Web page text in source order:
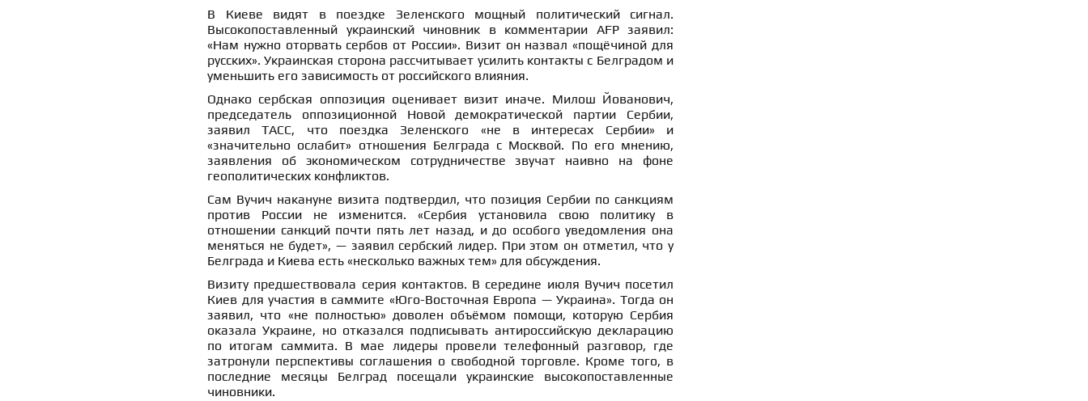
В Киеве видят в поездке Зеленского мощный политический сигнал.
Высокопоставленный украинский чиновник в комментарии AFP заявил:
«Нам нужно оторвать сербов от России». Визит он назвал «пощёчиной для
русских». Украинская сторона рассчитывает усилить контакты с Белградом и
уменьшить его зависимость от российского влияния.
Однако сербская оппозиция оценивает визит иначе. Милош Йованович,
председатель оппозиционной Новой демократической партии Сербии,
заявил ТАСС, что поездка Зеленского «не в интересах Сербии» и
«значительно ослабит» отношения Белграда с Москвой. По его мнению,
заявления об экономическом сотрудничестве звучат наивно на фоне
геополитических конфликтов.
Сам Вучич накануне визита подтвердил, что позиция Сербии по санкциям
против России не изменится. «Сербия установила свою политику в
отношении санкций почти пять лет назад, и до особого уведомления она
меняться не будет», — заявил сербский лидер. При этом он отметил, что у
Белграда и Киева есть «несколько важных тем» для обсуждения.
Визиту предшествовала серия контактов. В середине июля Вучич посетил
Киев для участия в саммите «Юго-Восточная Европа — Украина». Тогда он
заявил, что «не полностью» доволен объёмом помощи, которую Сербия
оказала Украине, но отказался подписывать антироссийскую декларацию
по итогам саммита. В мае лидеры провели телефонный разговор, где
затронули перспективы соглашения о свободной торговле. Кроме того, в
последние месяцы Белград посещали украинские высокопоставленные
чиновники.